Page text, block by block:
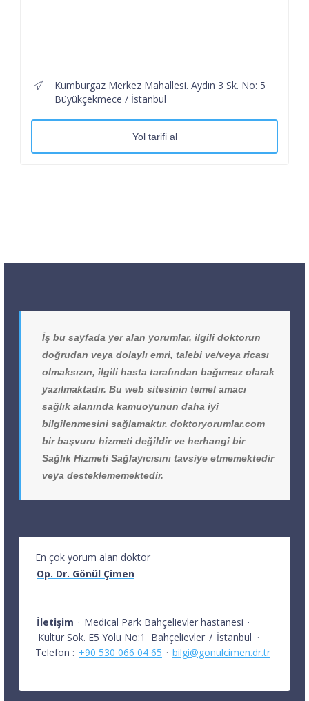
Kumburgaz Merkez Mahallesi. Aydın 3 Sk. No: 5
Büyükçekmece / İstanbul
Yol tarifi al
İş bu sayfada yer alan yorumlar, ilgili doktorun
doğrudan veya dolaylı emri, talebi ve/veya ricası
olmaksızın, ilgili hasta tarafından bağımsız olarak
yazılmaktadır. Bu web sitesinin temel amacı
sağlık alanında kamuoyunun daha iyi
bilgilenmesini sağlamaktır. doktoryorumlar.com
bir başvuru hizmeti değildir ve herhangi bir
Sağlık Hizmeti Sağlayıcısını tavsiye etmemektedir
veya desteklememektedir.
En çok yorum alan doktor
Op. Dr. Gönül Çimen
İletişim · Medical Park Bahçelievler hastanesi ·
Kültür Sok. E5 Yolu No:1
Bahçelievler / İstanbul ·
Telefon : +90 530 066 04 65 · bilgi@gonulcimen.dr.tr